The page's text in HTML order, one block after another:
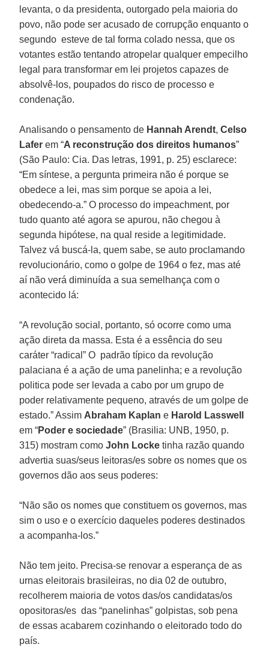
levanta, o da presidenta, outorgado pela maioria do
povo, não pode ser acusado de corrupção enquanto o
segundo esteve de tal forma colado nessa, que os
votantes estão tentando atropelar qualquer empecilho
legal para transformar em lei projetos capazes de
absolvê-los, poupados do risco de processo e
condenação.
Analisando o pensamento de Hannah Arendt,Celso
Lafer em “A reconstrução dos direitos humanos”
(São Paulo: Cia. Das letras, 1991, p. 25) esclarece:
“Em síntese, a pergunta primeira não é porque se
obedece a lei, mas sim porque se apoia a lei,
obedecendo-a.” O processo do impeachment, por
tudo quanto até agora se apurou, não chegou à
segunda hipótese, na qual reside a legitimidade.
Talvez vá buscá-la, quem sabe, se auto proclamando
revolucionário, como o golpe de 1964 o fez, mas até
aí não verá diminuída a sua semelhança com o
acontecido lá:
“A revolução social, portanto, só ocorre como uma
ação direta da massa. Esta é a essência do seu
caráter “radical” O padrão típico da revolução
palaciana é a ação de uma panelinha; e a revolução
politica pode ser levada a cabo por um grupo de
poder relativamente pequeno, através de um golpe de
estado.” Assim Abraham Kaplan e Harold Lasswell
em “Poder e sociedade” (Brasilia: UNB, 1950, p.
315) mostram comoJohn Locke tinha razão quando
advertia suas/seus leitoras/es sobre os nomes que os
governos dão aos seus poderes:
“Não são os nomes que constituem os governos, mas
sim o uso e o exercício daqueles poderes destinados
a acompanha-los.”
Não tem jeito. Precisa-se renovar a esperança de as
urnas eleitorais brasileiras, no dia 02 de outubro,
recolherem maioria de votos das/os candidatas/os
opositoras/es das “panelinhas” golpistas, sob pena
de essas acabarem cozinhando o eleitorado todo do
país.